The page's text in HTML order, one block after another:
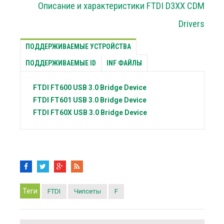
Описание и характеристики FTDI D3XX CDM
Drivers
ПОДДЕРЖИВАЕМЫЕ УСТРОЙСТВА
ПОДДЕРЖИВАЕМЫЕ ID INF ФАЙЛЫ
FTDI
FT600 USB 3.0 Bridge Device
FTDI
FT601 USB 3.0 Bridge Device
FTDI
FT60X USB 3.0 Bridge Device
Теги FTDI Чипсеты F